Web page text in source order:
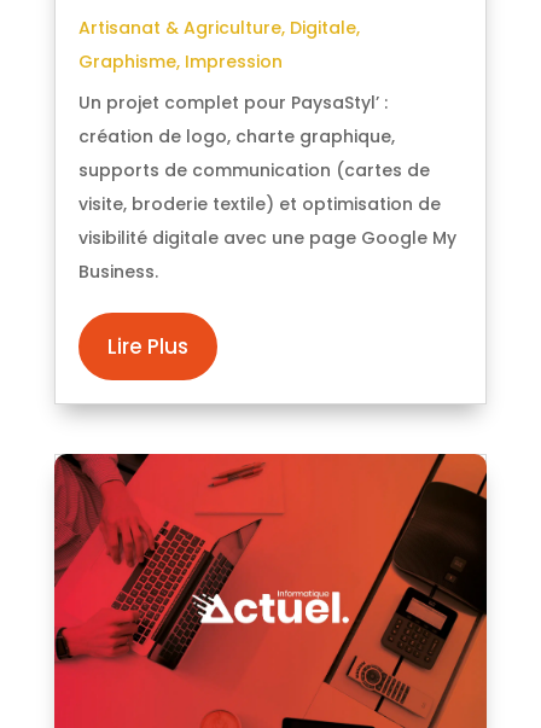
Artisanat & Agriculture, Digitale,
Graphisme, Impression
Un projet complet pour PaysaStyl’ :
création de logo, charte graphique,
supports de communication (cartes de
visite, broderie textile) et optimisation de
visibilité digitale avec une page Google My
Business.
Lire Plus